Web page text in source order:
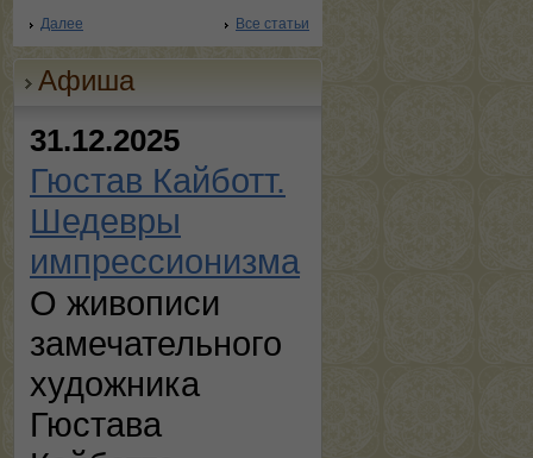
Далее Все статьи
Афиша
31.12.2025
Гюстав Кайботт.
Шедевры
импрессионизма
О живописи
замечательного
художника
Гюстава